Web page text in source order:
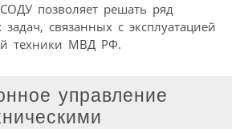
позволяет решать ряд
задач, связанных с эксплуатацией
техники МВД РФ.
управление